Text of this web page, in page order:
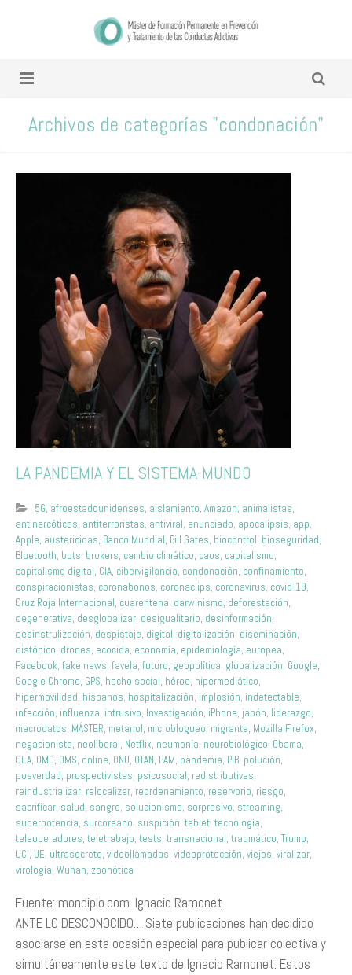
Archivos de categorías "condonación"
LA PANDEMIA Y EL SISTEMA-MUNDO
5G, afroestadounidenses, aislamiento, Amazon, animalistas,
antinarcóticos, antiterroristas, antiviral, anunciado, apocalipsis, app,
Apple, austericidas, Banco Mundial, Bill Gates, biocontrol, bioseguridad,
Bluetooth, bots, brokers, cambio climático, caos, capitalismo,
capitalismo digital, CIA, cibervigilancia, condonación, confinamiento,
conspiracionistas, coronabonos, coronaclips, coronavirus, covid-19,
Cruz Roja Internacional, cuarentena, darwinismo, deforestación,
degenerativa, desglobalizar, desigualitario, desinformación,
desinstrulización, despistaje, digital, digitalización, diseminación,
distópico, drones, ecocida, economía, epidemiología, europea,
Facebook, fake news, favela, futuro, geopolítica, globalización, Google,
Google Chrome, GPS, hecho social, héroe, hipermediático,
hipermovilidad, hispanos, hospitalización, implosión, indetectable,
infección, influenza, intrusivo, Investigación, iPhone, jabón, liderazgo,
macrodatos, MÁSTER, metanol, microblogueo, migrante, Mozilla Firefox,
negacionista, neoliberal, Netflix, neumonía, neurobiológico, Obama,
OEA, OMC, OMS, online, ONU, OTAN, PAM, pandemia, PIB, polución,
posverdad, prospectivistas, psicosocial, redistributivas,
reindustrializar, relocalizar, reordenamiento, reservorio, riesgo,
sacrificar, salud, sangre, solucionismo, sorpresivo, streaming,
superpotencia, surcoreano, suspición, tablet, tecnología,
teleoperadores, teletrabajo, tests, transnacional, traumático, Trump,
UCI, UE, ultrasecreto, videollamadas, videoprotección, viejos, viralizar,
virología, Wuhan, zoonótica
Fuente: mondiplo.com. Ignacio Ramonet.
ANTE LO DESCONOCIDO… Siete publicaciones han decidido
asociarse en esta ocasión especial para publicar colectiva y
simultáneamente este texto de Ignacio Ramonet. Estos